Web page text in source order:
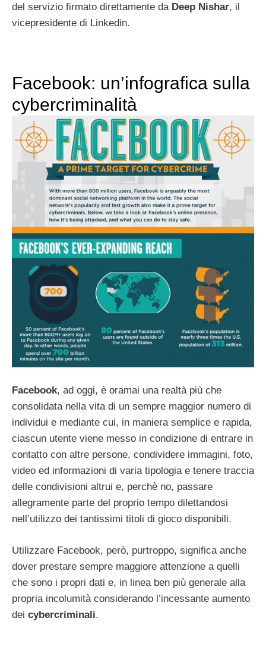
del servizio firmato direttamente da Deep Nishar, il
vicepresidente di Linkedin.
Facebook: un’infografica sulla
cybercriminalità
Facebook, ad oggi, è oramai una realtà più che
consolidata nella vita di un sempre maggior numero di
individui e mediante cui, in maniera semplice e rapida,
ciascun utente viene messo in condizione di entrare in
contatto con altre persone, condividere immagini, foto,
video ed informazioni di varia tipologia e tenere traccia
delle condivisioni altrui e, perchè no, passare
allegramente parte del proprio tempo dilettandosi
nell’utilizzo dei tantissimi titoli di gioco disponibili.
Utilizzare Facebook, però, purtroppo, significa anche
dover prestare sempre maggiore attenzione a quelli
che sono i propri dati e, in linea ben più generale alla
propria incolumità considerando l’incessante aumento
dei cybercriminali.